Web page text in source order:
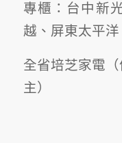
專櫃：台中新
越、屏東太平洋
全省培芝家電
主）